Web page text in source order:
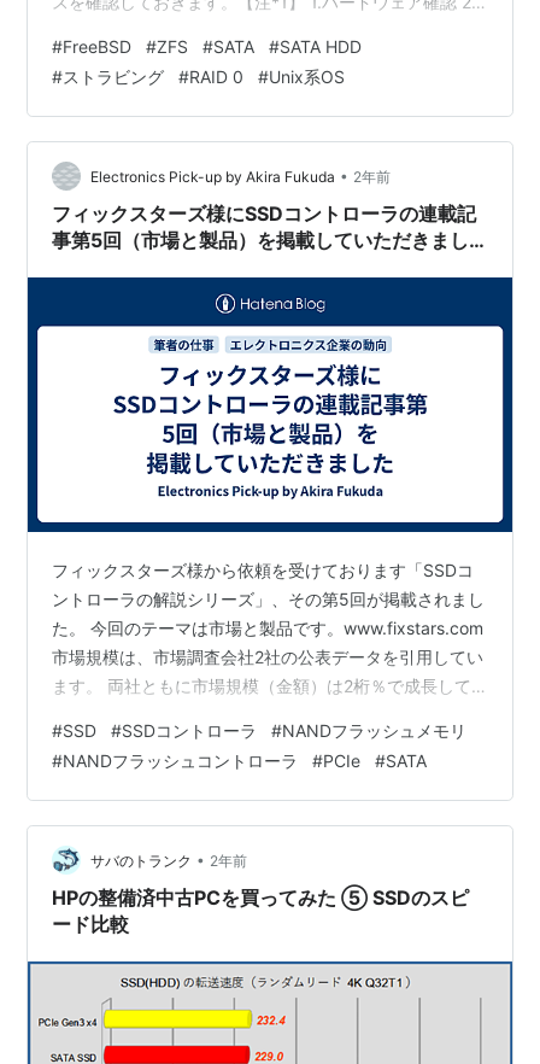
典・引用・備考 1.ハードウェア確認 性能比較の前に、比
較に使うハードディスク（HDD）のスペックを再確認し
ます。 モデル 転送速度 転送モード 単体 /dev/ada1
HitachiHTS545032B9A300 300.000MB/s UDMA6 z…
#FreeBSD #ZFS #SATA #SATA HDD
#ストラビング #RAID 0 #Unix系OS
Electronics Pick-up by Akira Fukuda • 2年前
フィックスターズ様にSSDコントローラの連載記
事第5回（市場と製品）を掲載していただきまし
フィックスターズ様から依頼を受けております「SSDコ
ントローラの解説シリーズ」、その第5回が掲載されまし
た。 今回のテーマは市場と製品です。www.fixstars.com
市場規模は、市場調査会社2社の公表データを引用してい
ます。 両社ともに市場規模（金額）は2桁％で成長して
ます。 始めはSATA品とPCIe品の仕様比較です。当然な
がら、PCIe品が圧勝しています。次はエンタープライズ
SSD向けのコントローラ製品です。MarvellとFADUの製
品を紹介しております。 最後はクライアントSSD向けで
す。PhisonとSilicon Moti…
#SSD #SSDコントローラ #NANDフラッシュメモリ
#NANDフラッシュコントローラ #PCIe #SATA
サバのトランク • 2年前
HPの整備済中古PCを買ってみた ⑤ SSDのスピ
ード比較